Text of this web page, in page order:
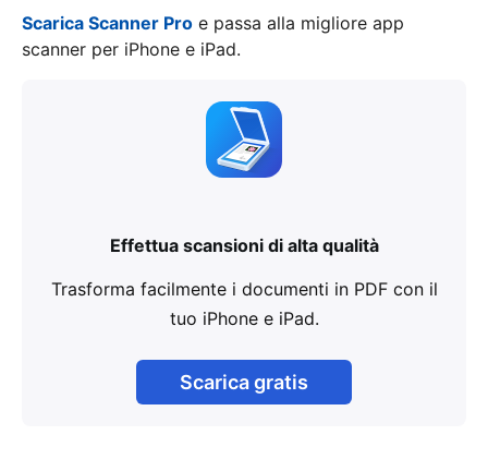
Scarica Scanner Pro e passa alla migliore app
scanner per iPhone e iPad.
Effettua scansioni di alta qualità
Trasforma facilmente i documenti in PDF con il
tuo iPhone e iPad.
Scarica gratis